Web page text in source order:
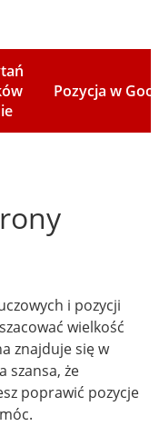
Pozycja w
i pozycji
wielkość
znajduje się w
szansa, że
poprawić pozycje